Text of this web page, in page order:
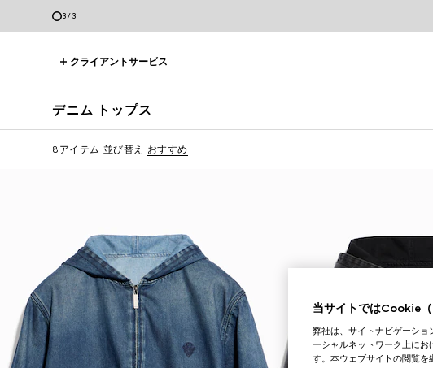
3/3
クライアントサービス
デニム トップス
8アイテム 並び替え おすすめ
当サイトではCookie
弊社は、サイトナビゲーシ
ーシャルネットワーク上に
す。本ウェブサイトの閲覧を